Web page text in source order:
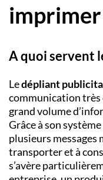
A quoi servent
Ledépliant
communication
grand volume
Grâce à son
plusieurs
transporter et à
s’avère